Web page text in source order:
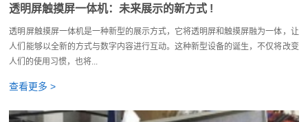
透明屏触摸屏一体机：未来展示的新方式 !
透明屏触摸屏一体机是一种新型的展示方式，它将透明屏和触摸屏融为一体，让
人们能够以全新的方式与数字内容进行互动。这种新型设备的诞生，不仅将改变
人们的使用习惯，也将...
查看更多 >